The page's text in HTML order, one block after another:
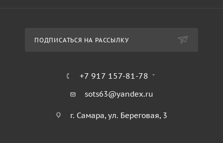
ПОДПИСАТЬСЯ НА РАССЫЛКУ
+7 917 157-81-78
sots63@yandex.ru
г. Самара, ул. Береговая, 3